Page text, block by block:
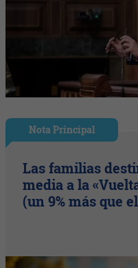
Nota Principal
Las familias
media a la
(un 9% más que